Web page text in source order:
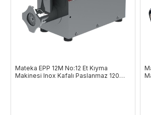
Mateka EPP 12M No:12 Et Kıyma
Makinesi Inox Kafalı Paslanmaz 120